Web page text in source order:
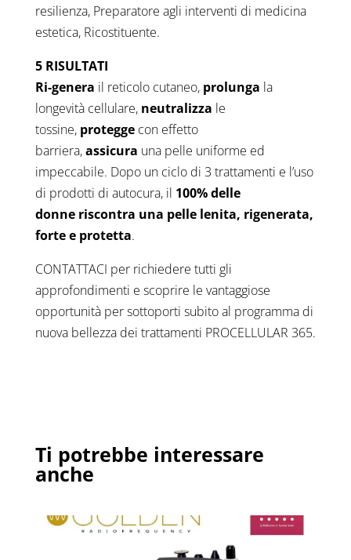
resilienza, Preparatore agli interventi di medicina
estetica, Ricostituente.
5 RISULTATI
Ri-genera il reticolo cutaneo, prolunga la
longevità cellulare, neutralizza le
tossine, proteggecon effetto
barriera,assicura una pelle uniforme ed
impeccabile. Dopo un ciclo di 3 trattamenti e l’uso
di prodotti di autocura, il 100% delle
donne riscontra una pelle lenita, rigenerata,
forte e protetta.
CONTATTACI per richiedere tutti gli
approfondimenti e scoprire le vantaggiose
opportunità per sottoporti subito al programma di
nuova bellezza dei trattamenti PROCELLULAR 365.
Ti potrebbe interessare
anche